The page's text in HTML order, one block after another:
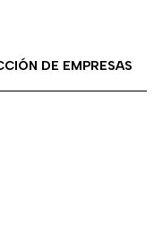
DE EMPRESAS